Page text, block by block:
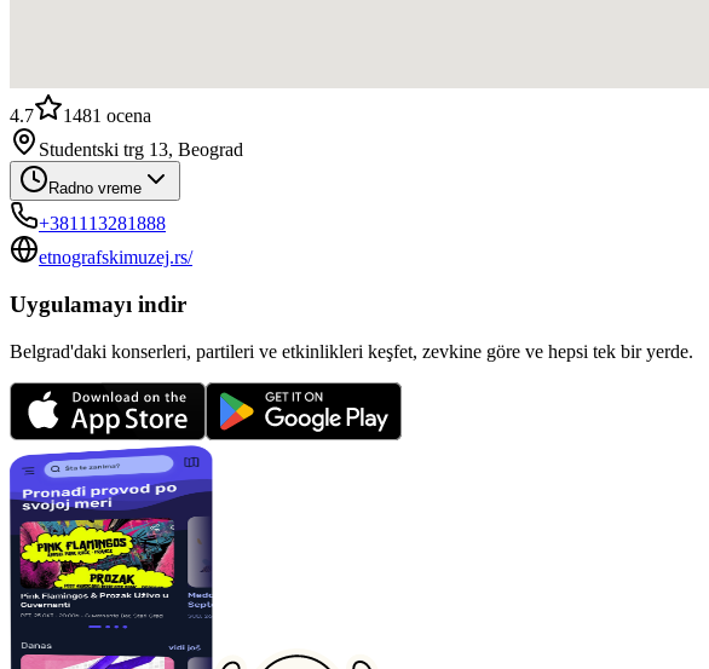
4.7 1481 ocena
Studentski trg 13, Beograd
Radno vreme
+381113281888
etnografskimuzej.rs/
Uygulamayı indir
Belgrad'daki konserleri, partileri ve etkinlikleri keşfet, zevkine göre ve hepsi tek bir yerde.